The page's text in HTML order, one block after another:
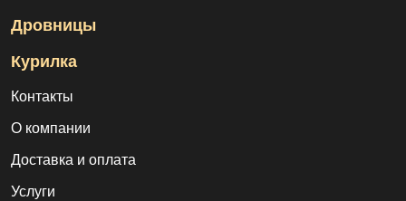
Дровницы
Курилка
Контакты
О компании
Доставка и оплата
Услуги